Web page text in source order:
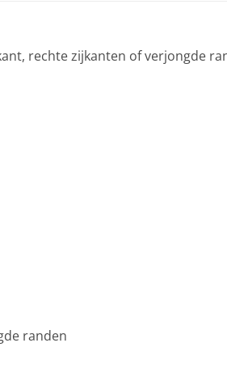
rechte zijkanten of verjongde
randen